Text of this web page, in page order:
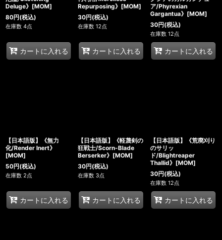
Deluge》[MOM]
80円(税込)
在庫数 4点
カートに入れる
Repurposing》[MOM]
30円(税込)
在庫数 12点
カートに入れる
ア/Phyrexian
Gargantua》[MOM]
30円(税込)
在庫数 12点
カートに入れる
【日本語版】《無力
化/Render Inert》
[MOM]
50円(税込)
在庫数 2点
カートに入れる
【日本語版】《軽蔑剣の
狂戦士/Scorn-Blade
Berserker》[MOM]
30円(税込)
在庫数 3点
カートに入れる
【日本語版】《荒廃刈り
のサリッ
ド/Blightreaper
Thallid》[MOM]
30円(税込)
在庫数 12点
カートに入れる